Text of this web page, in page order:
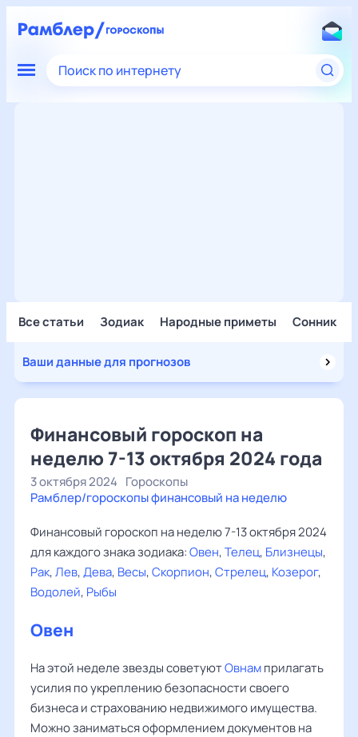
Поиск по интернету
Все статьи Зодиак Народные приметы Сонник
Ваши данные для прогнозов
Финансовый гороскоп на
неделю 7-13 октября 2024 года
3 октября 2024 Гороскопы
Рамблер/гороскопы финансовый на неделю
Финансовый гороскоп на неделю 7-13 октября 2024
для каждого знака зодиака:Овен,Телец, Близнецы,
Рак,Лев,Дева, Весы,Скорпион,Стрелец, Козерог,
Водолей, Рыбы
Овен
На этой неделе звезды советуютОвнамприлагать
усилия по укреплению безопасности своего
бизнеса и страхованию недвижимого имущества.
Можно заниматься оформлением документов на